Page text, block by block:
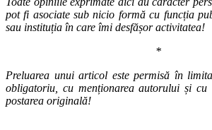
pot fi asociate sub nicio formă cu funcția
sau instituția în care îmi desfășor activitatea!
*
Preluarea unui articol este permisă în
obligatoriu, cu menționarea autorului și
postarea originală!